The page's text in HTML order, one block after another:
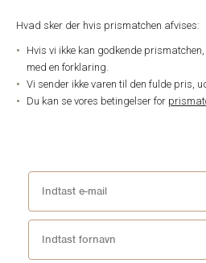
Hvad sker der hvis prismatchen afvises:
Hvis vi ikke kan godkende
med en forklaring.
Vi sender ikke varen til den fulde pris,
Du kan se vores betingelser for